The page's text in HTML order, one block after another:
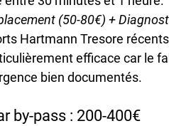
(50-80€) +
Hartmann Tresore
efficace car le
bien documentés.
by-pass : 200-400€